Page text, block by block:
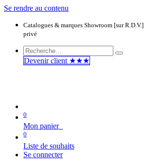
Se rendre au contenu
Catalogues & marques Showroom [sur R.D.V.]
privé
Devenir clie​​​​​​nt ★★★
0
Mon panier
0
Liste de souhaits
Se connecter